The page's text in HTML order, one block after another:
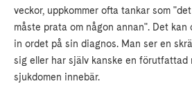
veckor, uppkommer ofta tankar som
måste prata om någon annan". Det
in ordet på sin diagnos. Man ser en
sig eller har själv kanske en förutfattad
sjukdomen innebär.